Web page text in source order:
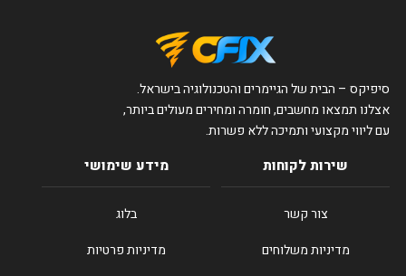
סיפיקס – הבית של הגיימרים והטכנולוגיה בישראל.
אצלנו תמצאו מחשבים, חומרה ומחירים מעולים ביותר,
עם ליווי מקצועי ותמיכה ללא פשרות.
שירות לקוחות
צור קשר
מדיניות משלוחים
מידע שימושי
בלוג
מדיניות פרטיות